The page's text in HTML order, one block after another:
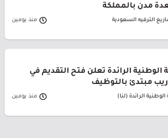
مدن بالمملكة
الترفيه السعودية منذ يومين
الوطنية الرائدة تعلن فتح التقديم في
مبتدئ بالتوظيف
الوطنية الرائدة (لنا) منذ يومين